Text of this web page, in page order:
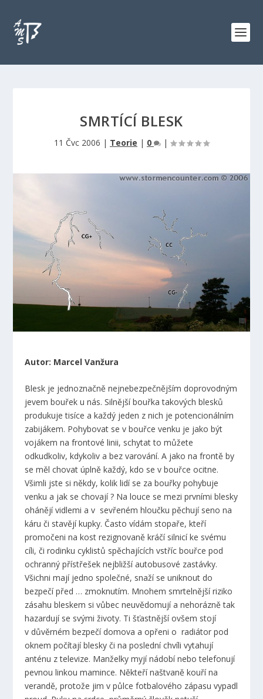
SMRTÍCÍ BLESK
11 Čvc 2006 | Teorie | 0 |
Autor: Marcel Vanžura
Blesk je jednoznačně nejnebezpečnějším doprovodným
jevem bouřek u nás. Silnější bouřka takových blesků
produkuje tisíce a každý jeden z nich je potencionálním
zabijákem. Pohybovat se v bouřce venku je jako být
vojákem na frontové linii, schytat to můžete
odkudkoliv, kdykoliv a bez varování. A jako na frontě by
se měl chovat úplně každý, kdo se v bouřce ocitne.
Všimli jste si někdy, kolik lidí se za bouřky pohybuje
venku a jak se chovají ? Na louce se mezi prvními blesky
ohánějí vidlemi a v sevřeném hloučku pěchují seno na
káru či stavějí kupky. Často vídám stopaře, kteří
promočeni na kost rezignovaně kráčí silnicí ke svému
cíli, či rodinku cyklistů spěchajících vstříc bouřce pod
ochranný přístřešek nejbližší autobusové zastávky.
Všichni mají jedno společné, snaží se uniknout do
bezpečí před … zmoknutím. Mnohem smrtelnější riziko
zásahu bleskem si vůbec neuvědomují a nehorázně tak
hazardují se svými životy. Ti šťastnější ovšem stojí
v důvěrném bezpečí domova a opřeni o radiátor pod
oknem počítají blesky či na poslední chvíli vytahují
anténu z televize. Manželky myjí nádobí nebo telefonují
pevnou linkou mamince. Někteří naštvaně kouří na
verandě, protože jim v půlce fotbalového zápasu vypadl